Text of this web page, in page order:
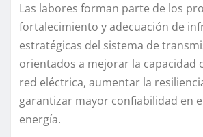
Las labores forman parte de los
fortalecimiento y adecuación de
estratégicas del sistema de
orientados a mejorar la capacidad
red eléctrica, aumentar la
garantizar mayor confiabilidad en
energía.